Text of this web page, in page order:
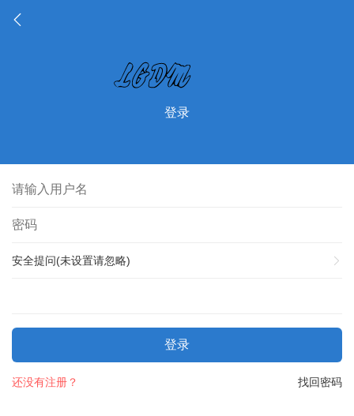
登录
安全提问(未设置请忽略)
登录
找回密码
还没有注册？